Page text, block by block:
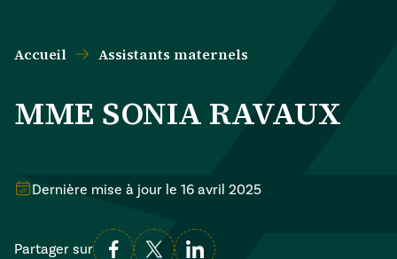
Accueil Assistants maternels
MME SONIA RAVAUX
Dernière mise à jour le 16 avril 2025
Partager sur